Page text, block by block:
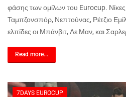
φάσης των ομίλων του Eurocup.
Ταμπζονσπόρ, Νεπτούνας, Ρέτζιο
ελπίδες οι Μπάνβιτ, Λε Μαν, και
Read more...
7DAYS EUROCUP